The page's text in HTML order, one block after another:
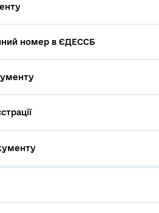
номер в ЄДЕССБ